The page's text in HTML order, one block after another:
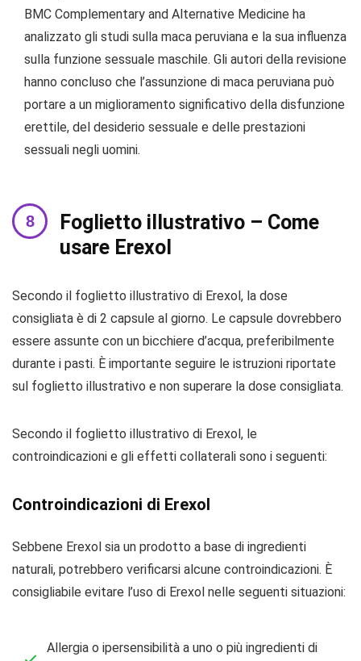
BMC Complementary and Alternative Medicine ha
analizzato gli studi sulla maca peruviana e la sua influenza
sulla funzione sessuale maschile. Gli autori della revisione
hanno concluso che l’assunzione di maca peruviana può
portare a un miglioramento significativo della disfunzione
erettile, del desiderio sessuale e delle prestazioni
sessuali negli uomini.
Foglietto illustrativo – Come
usare Erexol
Secondo il foglietto illustrativo di Erexol, la dose
consigliata è di 2 capsule al giorno. Le capsule dovrebbero
essere assunte con un bicchiere d’acqua, preferibilmente
durante i pasti. È importante seguire le istruzioni riportate
sul foglietto illustrativo e non superare la dose consigliata.
Secondo il foglietto illustrativo di Erexol, le
controindicazioni e gli effetti collaterali sono i seguenti:
Controindicazioni di Erexol
Sebbene Erexol sia un prodotto a base di ingredienti
naturali, potrebbero verificarsi alcune controindicazioni. È
consigliabile evitare l’uso di Erexol nelle seguenti situazioni:
Allergia o ipersensibilità a uno o più ingredienti di